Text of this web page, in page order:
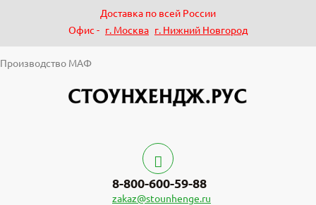
Доставка по всей России
Офис - г. Москва г. Нижний Новгород
Производство МАФ
8-800-600-59-88
zakaz@stounhenge.ru